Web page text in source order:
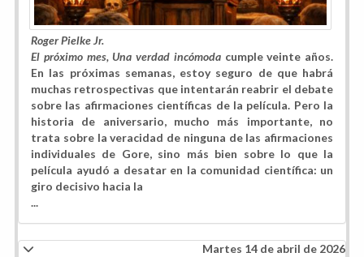
Roger Pielke Jr.
El próximo mes, Una verdad incómoda cumple veinte años.
En las próximas semanas, estoy seguro de que habrá
muchas retrospectivas que intentarán reabrir el debate
sobre las afirmaciones científicas de la película. Pero la
historia de aniversario, mucho más importante, no
trata sobre la veracidad de ninguna de las afirmaciones
individuales de Gore, sino más bien sobre lo que la
película ayudó a desatar en la comunidad científica: un
giro decisivo hacia la
...
Martes 14 de abril de 2026